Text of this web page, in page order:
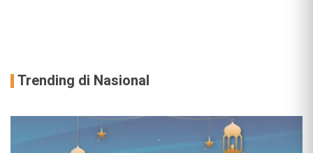
Trending di Nasional